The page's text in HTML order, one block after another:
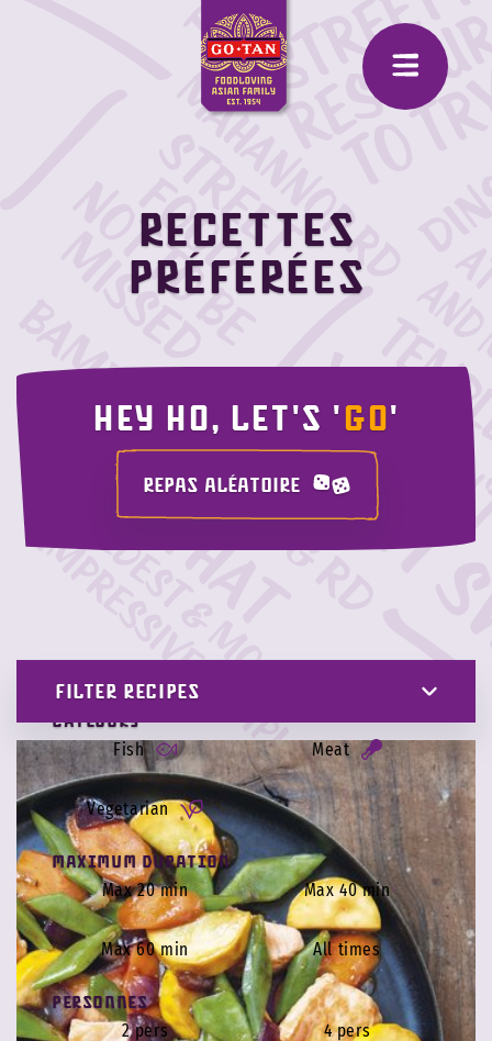
Recettes
préférées
Hey ho, let's 'GO'
REPAS ALÉATOIRE
FILTER RECIPES
Category
Fish
Meat
Vegetarian
Maximum duration
Max 20 min
Max 40 min
Max 60 min All times
Personnes
2 pers
4 pers